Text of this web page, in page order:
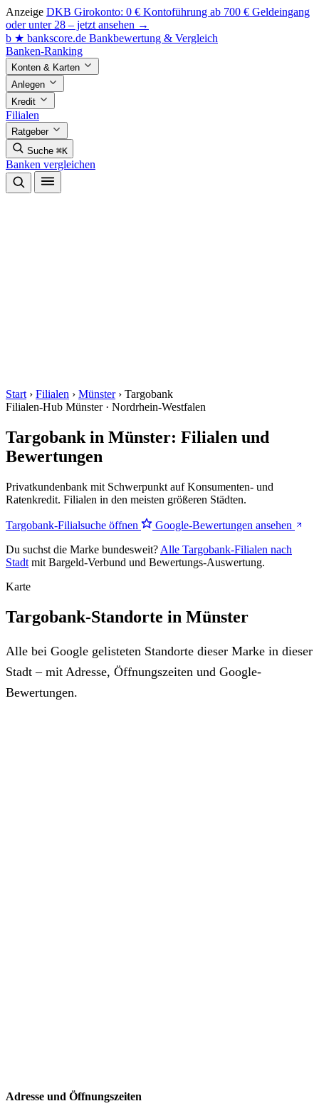
Anzeige DKB Girokonto: 0 € Kontoführung ab 700 € Geldeingang
oder unter 28 – jetzt ansehen →
b ★ bankscore.de Bankbewertung & Vergleich
Banken-Ranking
Konten & Karten
Anlegen
Kredit
Filialen
Ratgeber
Suche ⌘K
Banken vergleichen
Start › Filialen › Münster › Targobank
Filialen-Hub Münster · Nordrhein-Westfalen
Targobank in Münster: Filialen und
Bewertungen
Privatkundenbank mit Schwerpunkt auf Konsumenten- und
Ratenkredit. Filialen in den meisten größeren Städten.
Targobank-Filialsuche öffnen
Google-Bewertungen ansehen
Du suchst die Marke bundesweit? Alle Targobank-Filialen nach
Stadt mit Bargeld-Verbund und Bewertungs-Auswertung.
Karte
Targobank-Standorte in Münster
Alle bei Google gelisteten Standorte dieser Marke in dieser
Stadt – mit Adresse, Öffnungszeiten und Google-
Bewertungen.
Adresse und Öffnungszeiten